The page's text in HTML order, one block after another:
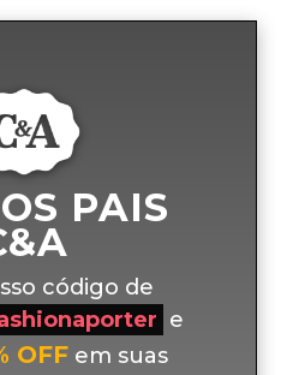
PAIS
código de
e
OFF em suas